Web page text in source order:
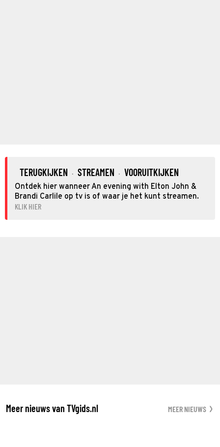
TERUGKIJKEN · STREAMEN · VOORUITKIJKEN
Ontdek hier wanneer An evening with Elton John &
Brandi Carlile op tv is of waar je het kunt streamen.
KLIK HIER
Meer nieuws van TVgids.nl MEER NIEUWS